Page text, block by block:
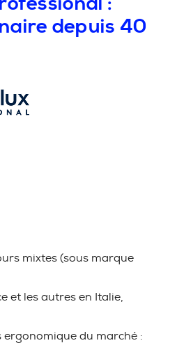
depuis 40
mixtes (sous marque
et les autres en Italie,
ergonomique du marché :